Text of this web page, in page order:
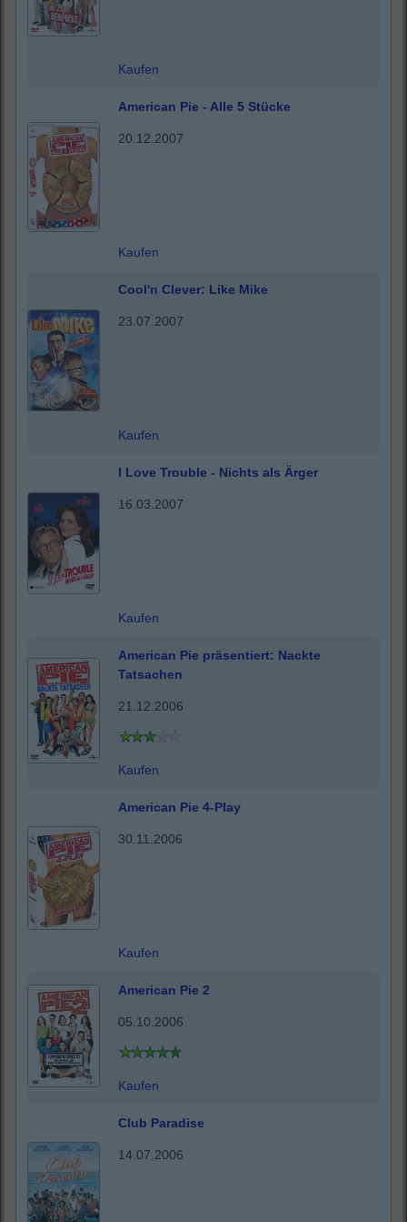
Kaufen
American Pie - Alle 5 Stücke
20.12.2007
Kaufen
Cool'n Clever: Like Mike
23.07.2007
Kaufen
I Love Trouble - Nichts als Ärger
16.03.2007
Kaufen
American Pie präsentiert: Nackte
Tatsachen
21.12.2006
Kaufen
American Pie 4-Play
30.11.2006
Kaufen
American Pie 2
05.10.2006
Kaufen
Club Paradise
14.07.2006